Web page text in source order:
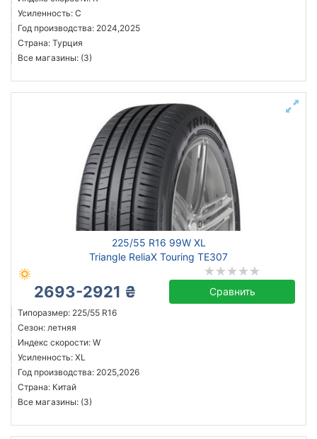
Усиленность: C
Год производства: 2024,2025
Страна: Турция
Все магазины: (3)
225/55 R16 99W XL
Triangle ReliaX Touring TE307
2693-2921 ₴ Сравнить
Типоразмер: 225/55 R16
Сезон: летняя
Индекс скорости: W
Усиленность: XL
Год производства: 2025,2026
Страна: Китай
Все магазины: (3)